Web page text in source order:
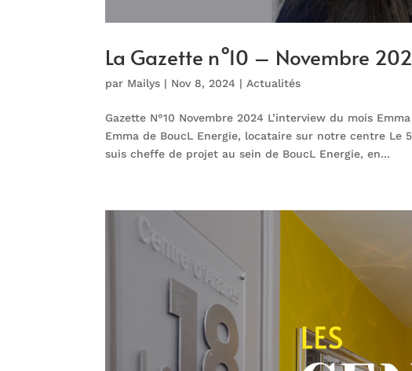
La Gazette n°10 – Novembre
par Mailys | Nov 8, 2024 |Actualités
Gazette N°10 Novembre 2024 L’interview du mois
Emma de BoucL Energie, locataire sur notre centre Le
suis cheffe de projet au sein de BoucL Energie, en...